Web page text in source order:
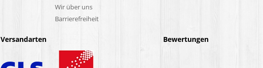
Wir über uns
Barrierefreiheit
Versandarten Bewertungen